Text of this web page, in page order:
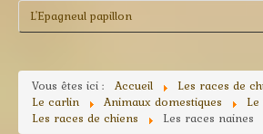
L'Epagneul papillon
Vous êtes ici : Accueil
Les races de
Le carlin
Animaux domestiques
Les races de chiens
Les races naines